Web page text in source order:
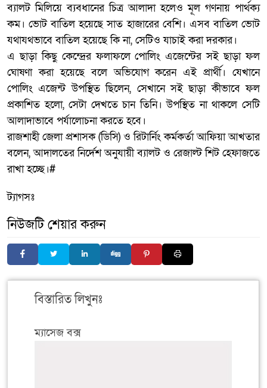
ব্যালট মিলিয়ে ব্যবধানের চিত্র আলাদা হলেও মূল গণনায় পার্থক্য
কম। ভোট বাতিল হয়েছে সাত হাজারের বেশি। এসব বাতিল ভোট
যথাযথভাবে বাতিল হয়েছে কি না, সেটিও যাচাই করা দরকার।
এ ছাড়া কিছু কেন্দ্রের ফলাফলে পোলিং এজেন্টের সই ছাড়া ফল
ঘোষণা করা হয়েছে বলে অভিযোগ করেন এই প্রার্থী। যেখানে
পোলিং এজেন্ট উপস্থিত ছিলেন, সেখানে সই ছাড়া কীভাবে ফল
প্রকাশিত হলো, সেটা দেখতে চান তিনি। উপস্থিত না থাকলে সেটি
আলাদাভাবে পর্যালোচনা করতে হবে।
রাজশাহী জেলা প্রশাসক (ডিসি) ও রিটার্নিং কর্মকর্তা আফিয়া আখতার
বলেন, আদালতের নির্দেশ অনুযায়ী ব্যালট ও রেজাল্ট শিট হেফাজতে
রাখা হচ্ছে।#
ট্যাগসঃ
নিউজটি শেয়ার করুন
বিস্তারিত লিখুনঃ
ম্যাসেজ বক্স